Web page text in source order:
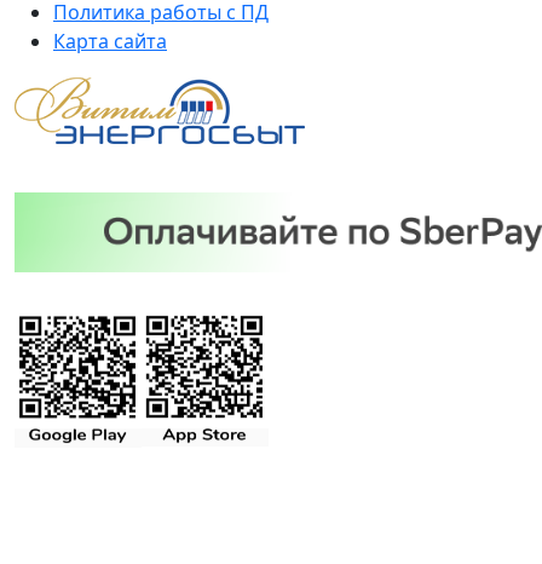
Политика работы с ПД
Карта сайта